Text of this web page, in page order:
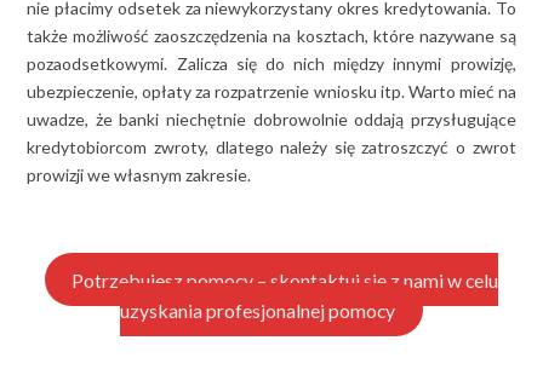
nie płacimy odsetek za niewykorzystany okres kredytowania. To
także możliwość zaoszczędzenia na kosztach, które nazywane są
pozaodsetkowymi. Zalicza się do nich między innymi prowizję,
ubezpieczenie, opłaty za rozpatrzenie wniosku itp. Warto mieć na
uwadze, że banki niechętnie dobrowolnie oddają przysługujące
kredytobiorcom zwroty, dlatego należy się zatroszczyć o zwrot
prowizji we własnym zakresie.
Potrzebujesz pomocy – skontaktuj się z nami w celu
uzyskania profesjonalnej pomocy